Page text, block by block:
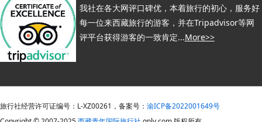
我社在各大网评口碑优，本着旅行的初心，服务好
每一位来西藏旅行的游客，并在Tripadvisor等网
评平台获得游客的一致肯定...More>>
旅行社经营许可证编号：L-XZ00261，备案号： 渝ICP备2022001649号